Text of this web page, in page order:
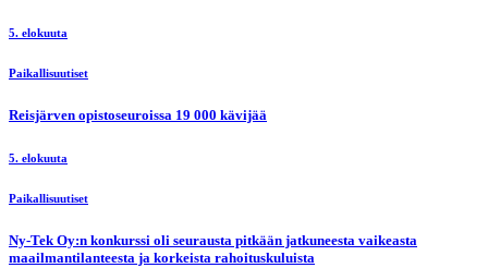
5. elokuuta
Paikallisuutiset
Reisjärven opistoseuroissa 19 000 kävijää
5. elokuuta
Paikallisuutiset
Ny-Tek Oy:n konkurssi oli seurausta pitkään jatkuneesta vaikeasta
maailmantilanteesta ja korkeista rahoituskuluista